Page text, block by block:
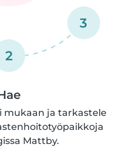
2
3
mukaan ja tarkastele
Mattby.